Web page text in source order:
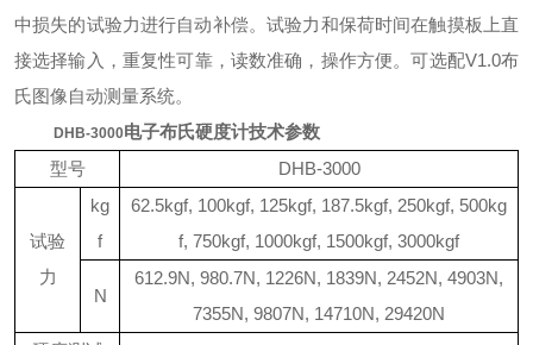
中损失的试验力进行自动补偿。试验力和保荷时间在触摸板上直
接选择输入，重复性可靠，读数准确，操作方便。可选配V1.0布
氏图像自动测量系统。
DHB-3000电子布氏硬度计技术参数
型号
DHB-3000
试验
力
kg
f
62.5kgf, 100kgf, 125kgf, 187.5kgf, 250kgf, 500kg
f, 750kgf, 1000kgf, 1500kgf, 3000kgf
N
612.9N, 980.7N, 1226N, 1839N, 2452N, 4903N,
7355N, 9807N, 14710N, 29420N